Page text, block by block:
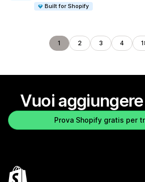
Built for Shopify
1 2 3 4
Vuoi aggiungere
Prova Shopify gratis per